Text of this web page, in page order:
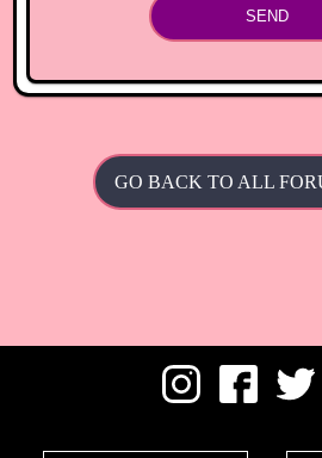
SEND
GO BACK TO ALL